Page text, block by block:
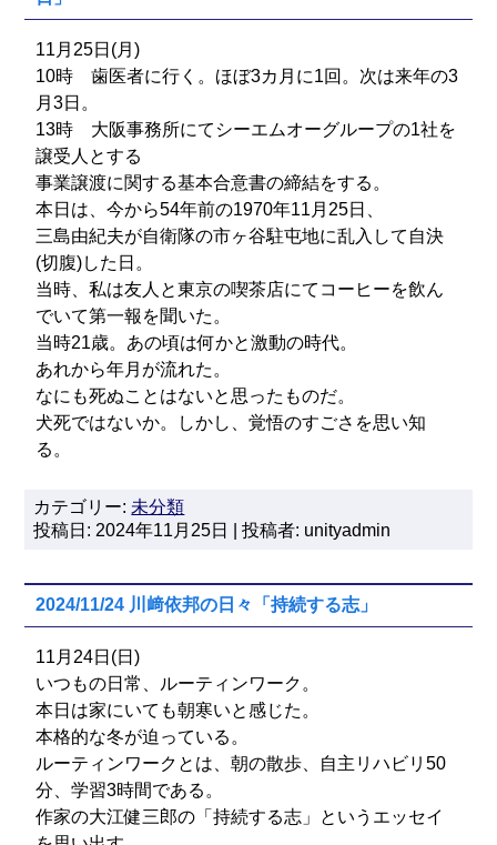
11月25日(月)
10時 歯医者に行く。ほぼ3カ月に1回。次は来年の3
月3日。
13時 大阪事務所にてシーエムオーグループの1社を
譲受人とする
事業譲渡に関する基本合意書の締結をする。
本日は、今から54年前の1970年11月25日、
三島由紀夫が自衛隊の市ヶ谷駐屯地に乱入して自決
(切腹)した日。
当時、私は友人と東京の喫茶店にてコーヒーを飲ん
でいて第一報を聞いた。
当時21歳。あの頃は何かと激動の時代。
あれから年月が流れた。
なにも死ぬことはないと思ったものだ。
犬死ではないか。しかし、覚悟のすごさを思い知
る。
カテゴリー: 未分類
投稿日: 2024年11月25日 | 投稿者: unityadmin
2024/11/24 川﨑依邦の日々「持続する志」
11月24日(日)
いつもの日常、ルーティンワーク。
本日は家にいても朝寒いと感じた。
本格的な冬が迫っている。
ルーティンワークとは、朝の散歩、自主リハビリ50
分、学習3時間である。
作家の大江健三郎の「持続する志」というエッセイ